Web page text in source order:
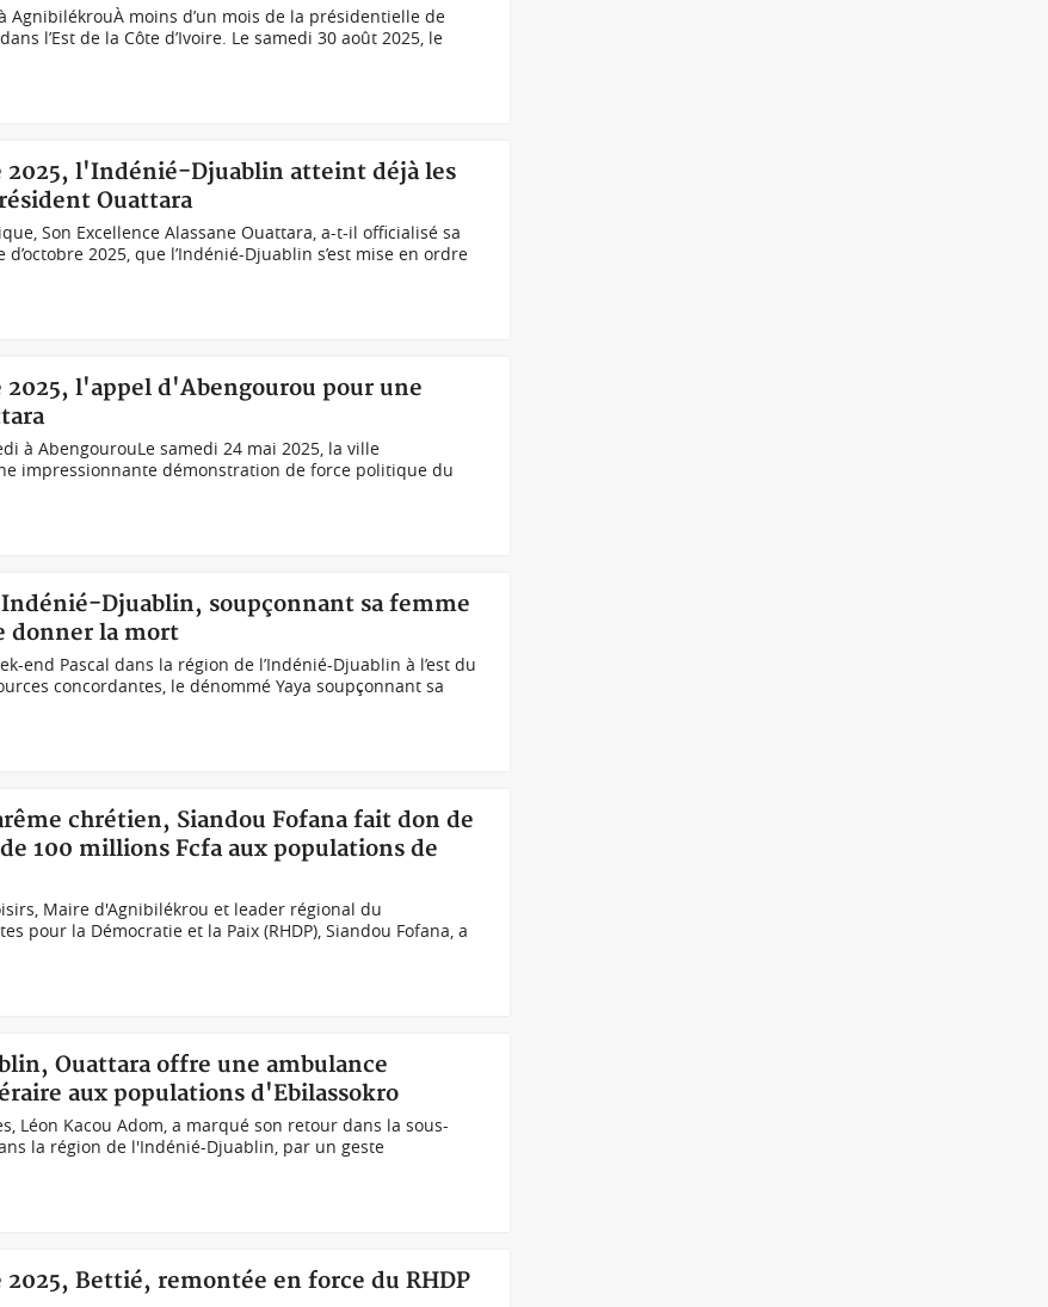
AgnibilékrouÀ moins d’un mois de la présidentielle de
l’Est de la Côte d’Ivoire. Le samedi 30 août 2025, le
l'Indénié-Djuablin atteint déjà les
Ouattara
Son Excellence Alassane Ouattara, a-t-il officialisé sa
2025, que l’Indénié-Djuablin s’est mise en ordre
l'appel d'Abengourou pour une
à AbengourouLe samedi 24 mai 2025, la ville
impressionnante démonstration de force politique du
Djuablin, soupçonnant sa femme
donner la mort
end Pascal dans la région de l’Indénié-Djuablin à l’est du
concordantes, le dénommé Yaya soupçonnant sa
chrétien, Siandou Fofana fait don de
100 millions Fcfa aux populations de
Maire d'Agnibilékrou et leader régional du
pour la Démocratie et la Paix (RHDP), Siandou Fofana, a
Ouattara offre une ambulance
aux populations d'Ebilassokro
Léon Kacou Adom, a marqué son retour dans la sous-
la région de l'Indénié-Djuablin, par un geste
Bettié, remontée en force du RHDP